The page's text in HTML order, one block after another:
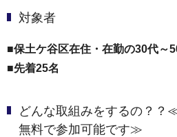
対象者
■保土ケ谷区在住・在勤の30代～
■先着25名
どんな取組みをするの？？
無料で参加可能です≫